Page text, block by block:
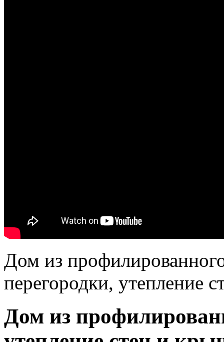
Дом из
перегородки, утепление
Дом из